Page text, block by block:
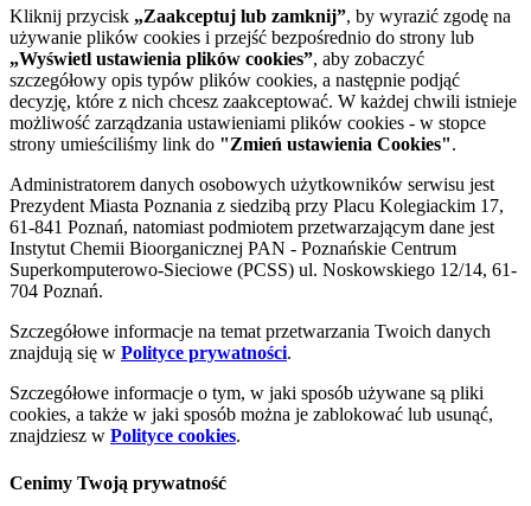
Kliknij przycisk „Zaakceptuj lub zamknij”, by wyrazić zgodę na
używanie plików cookies i przejść bezpośrednio do strony lub
„Wyświetl ustawienia plików cookies”, aby zobaczyć
szczegółowy opis typów plików cookies, a następnie podjąć
decyzję, które z nich chcesz zaakceptować. W każdej chwili istnieje
możliwość zarządzania ustawieniami plików cookies - w stopce
strony umieściliśmy link do "Zmień ustawienia Cookies".
Administratorem danych osobowych użytkowników serwisu jest
Prezydent Miasta Poznania z siedzibą przy Placu Kolegiackim 17,
61-841 Poznań, natomiast podmiotem przetwarzającym dane jest
Instytut Chemii Bioorganicznej PAN - Poznańskie Centrum
Superkomputerowo-Sieciowe (PCSS) ul. Noskowskiego 12/14, 61-
704 Poznań.
Szczegółowe informacje na temat przetwarzania Twoich danych
znajdują się w Polityce prywatności.
Szczegółowe informacje o tym, w jaki sposób używane są pliki
cookies, a także w jaki sposób można je zablokować lub usunąć,
znajdziesz w Polityce cookies.
Cenimy Twoją prywatność